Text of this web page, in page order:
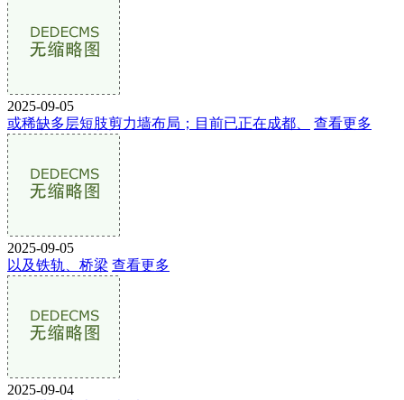
2025-09-05
或稀缺多层短肢剪力墙布局；目前已正在成都、
查看更多
2025-09-05
以及铁轨、桥梁 查看更多
2025-09-04